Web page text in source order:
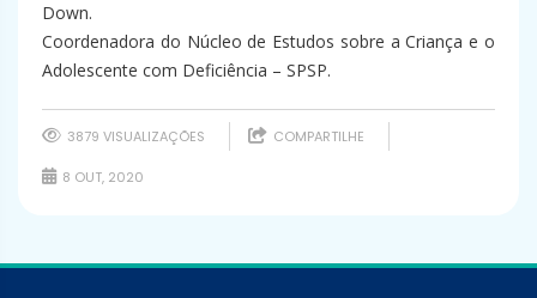
Down.
Coordenadora do Núcleo de Estudos sobre a Criança e o
Adolescente com Deficiência – SPSP.
3879 VISUALIZAÇÕES COMPARTILHE
8 OUT, 2020